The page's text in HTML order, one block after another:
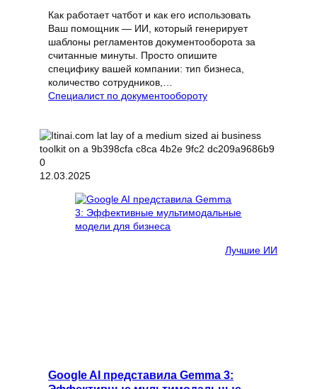
Как работает чатбот и как его использовать
Ваш помощник — ИИ, который генерирует
шаблоны регламентов документооборота за
считанные минуты. Просто опишите
специфику вашей компании: тип бизнеса,
количество сотрудников,…
Специалист по документообороту
12.03.2025
Лучшие ИИ
Google AI представила Gemma 3: